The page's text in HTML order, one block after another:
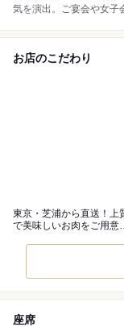
気を演出。ご宴会や女子
お店のこだわり
東京・芝浦から直送！上
で美味しいお肉をご用意
座席